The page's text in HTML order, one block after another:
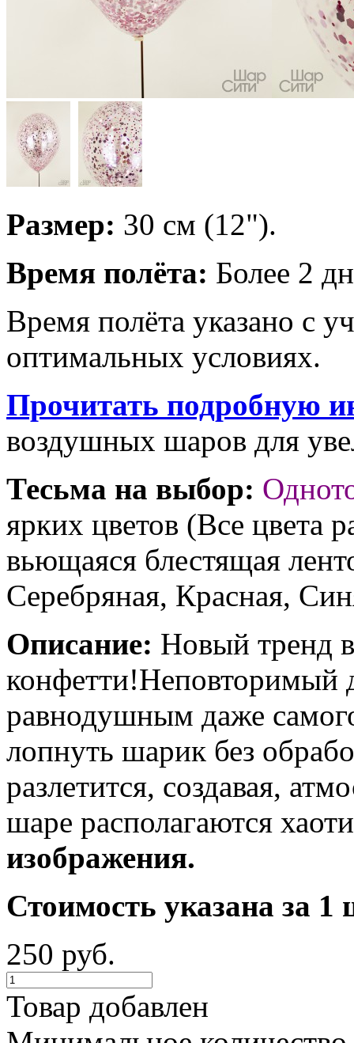
Размер: 30 см (12").
Время полёта: Более 2
Время полёта указано с
оптимальных условиях.
Прочитать подробную
воздушных шаров для
Тесьма на выбор:
ярких цветов (Все цвета
вьющаяся блестящая
Серебряная, Красная,
Описание: Новый тренд
конфетти!Неповторимый
равнодушным даже
лопнуть шарик без
разлетится, создавая,
шаре располагаются
изображения.
Стоимость указана за 1
250 руб.
Товар добавлен